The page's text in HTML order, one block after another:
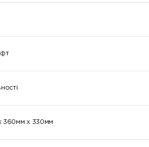
360мм x 330мм